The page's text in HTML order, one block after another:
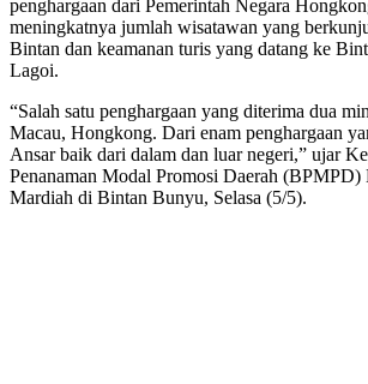
penghargaan dari Pemerintah Negara
meningkatnya jumlah wisatawan yang
Bintan dan keamanan turis yang datang ke
Lagoi.
“Salah satu penghargaan yang diterima dua
Macau, Hongkong. Dari enam penghargaan
Ansar baik dari dalam dan luar negeri,” ujar
Penanaman Modal Promosi Daerah (BPMPD)
Mardiah di Bintan Bunyu, Selasa (5/5).